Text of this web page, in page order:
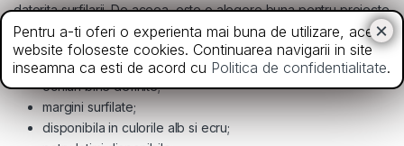
datorita surfilarii. De aceea, este o alegere buna pentru proiecte
care necesita un aspect atent finisat.
tesatura regulata;
ochiuri bine definite;
margini surfilate;
disponibila in culorile alb si ecru;
Pentru a-ti oferi o experienta mai buna de utilizare, acest
website foloseste cookies. Continuarea navigarii in site
inseamna ca esti de acord cu Politica de confidentialitate.